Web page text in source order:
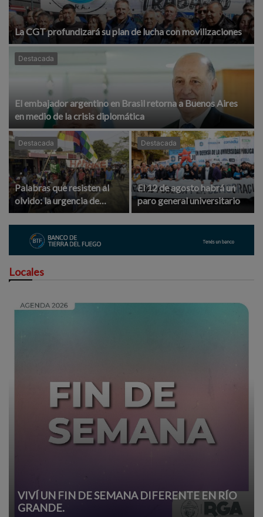
La CGT profundizará su plan de lucha con movilizaciones
Destacada
El embajador argentino en Brasil retorna a Buenos Aires
en medio de la crisis diplomática
Destacada
Palabras que resisten al
olvido: la urgencia de
preservar las lenguas
originarias y la memoria
viva de las comunidades
Destacada
El 12 de agosto habrá un
paro general universitario
Locales
VIVÍ UN FIN DE SEMANA DIFERENTE EN RÍO
GRANDE.